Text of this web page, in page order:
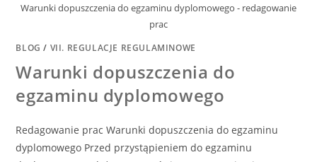
Warunki dopuszczenia do egzaminu dyplomowego - redagowanie
prac
BLOG / VII. REGULACJE REGULAMINOWE
Warunki dopuszczenia do
egzaminu dyplomowego
Redagowanie prac Warunki dopuszczenia do egzaminu
dyplomowego Przed przystąpieniem do egzaminu